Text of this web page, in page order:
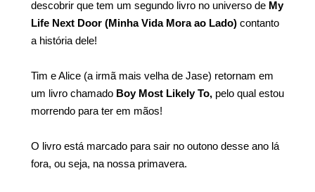
descobrir que tem um segundo livro no universo de My
Life Next Door (Minha Vida Mora ao Lado) contanto
a história dele!
Tim e Alice (a irmã mais velha de Jase) retornam em
um livro chamado Boy Most Likely To, pelo qual estou
morrendo para ter em mãos!
O livro está marcado para sair no outono desse ano lá
fora, ou seja, na nossa primavera.